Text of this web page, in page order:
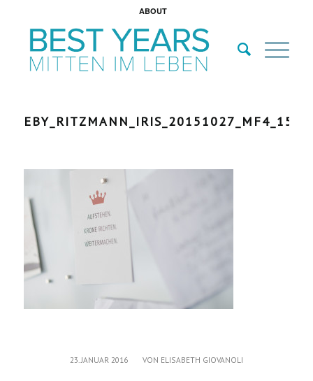
ABOUT
23. JANUAR 2016
/ VON ELISABETH GIOVANOLI